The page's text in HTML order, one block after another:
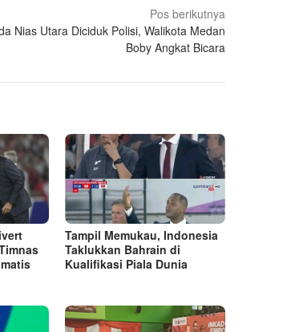
Pos berikutnya
Nias Utara Diciduk Polisi, Walikota Medan
Boby Angkat Bicara
Tampil Memukau, Indonesia
Taklukkan Bahrain di
Kualifikasi Piala Dunia